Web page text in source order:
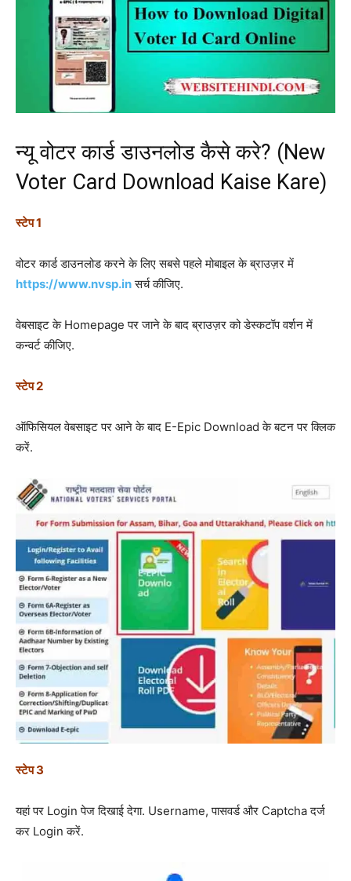
न्यू वोटर कार्ड डाउनलोड कैसे करे? (New
Voter Card Download Kaise Kare)
स्टेप 1
वोटर कार्ड डाउनलोड करने के लिए सबसे पहले मोबाइल के ब्राउज़र में
https://www.nvsp.inसर्च कीजिए.
वेबसाइट के Homepage पर जाने के बाद ब्राउज़र को डेस्कटॉप वर्शन में
कन्वर्ट कीजिए.
स्टेप 2
ऑफिसियल वेबसाइट पर आने के बाद E-Epic Download के बटन पर क्लिक
करें.
स्टेप 3
यहां पर Login पेज दिखाई देगा. Username, पासवर्ड और Captcha दर्ज
कर Login करें.